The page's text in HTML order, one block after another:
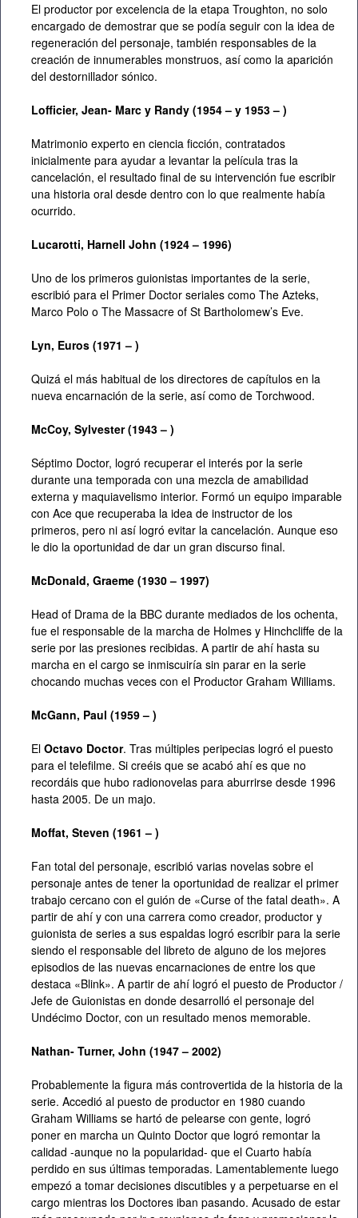
El productor por excelencia de la etapa Troughton, no solo
encargado de demostrar que se podía seguir con la idea de
regeneración del personaje, también responsables de la
creación de innumerables monstruos, así como la aparición
del destornillador sónico.
Lofficier, Jean- Marc y Randy (1954 – y 1953 – )
Matrimonio experto en ciencia ficción, contratados
inicialmente para ayudar a levantar la película tras la
cancelación, el resultado final de su intervención fue escribir
una historia oral desde dentro con lo que realmente había
ocurrido.
Lucarotti, Harnell John (1924 – 1996)
Uno de los primeros guionistas importantes de la serie,
escribió para el Primer Doctor seriales como The Azteks,
Marco Polo o The Massacre of St Bartholomew’s Eve.
Lyn, Euros (1971 – )
Quizá el más habitual de los directores de capítulos en la
nueva encarnación de la serie, así como de Torchwood.
McCoy, Sylvester (1943 – )
Séptimo Doctor, logró recuperar el interés por la serie
durante una temporada con una mezcla de amabilidad
externa y maquiavelismo interior. Formó un equipo imparable
con Ace que recuperaba la idea de instructor de los
primeros, pero ni así logró evitar la cancelación. Aunque eso
le dio la oportunidad de dar un gran discurso final.
McDonald, Graeme (1930 – 1997)
Head of Drama de la BBC durante mediados de los ochenta,
fue el responsable de la marcha de Holmes y Hinchcliffe de la
serie por las presiones recibidas. A partir de ahí hasta su
marcha en el cargo se inmiscuiría sin parar en la serie
chocando muchas veces con el Productor Graham Williams.
McGann, Paul (1959 – )
El Octavo Doctor. Tras múltiples peripecias logró el puesto
para el telefilme. Si creéis que se acabó ahí es que no
recordáis que hubo radionovelas para aburrirse desde 1996
hasta 2005. De un majo.
Moffat, Steven (1961 – )
Fan total del personaje, escribió varias novelas sobre el
personaje antes de tener la oportunidad de realizar el primer
trabajo cercano con el guión de «Curse of the fatal death». A
partir de ahí y con una carrera como creador, productor y
guionista de series a sus espaldas logró escribir para la serie
siendo el responsable del libreto de alguno de los mejores
episodios de las nuevas encarnaciones de entre los que
destaca «Blink». A partir de ahí logró el puesto de Productor /
Jefe de Guionistas en donde desarrolló el personaje del
Undécimo Doctor, con un resultado menos memorable.
Nathan- Turner, John (1947 – 2002)
Probablemente la figura más controvertida de la historia de la
serie. Accedió al puesto de productor en 1980 cuando
Graham Williams se hartó de pelearse con gente, logró
poner en marcha un Quinto Doctor que logró remontar la
calidad -aunque no la popularidad- que el Cuarto había
perdido en sus últimas temporadas. Lamentablemente luego
empezó a tomar decisiones discutibles y a perpetuarse en el
cargo mientras los Doctores iban pasando. Acusado de estar